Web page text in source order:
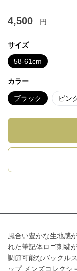
4,500 円
サイズ
58-61cm
カラー
ブラック ピン
風合い豊かな生地感
れた筆記体ロゴ刺繍
調節可能なバックル
ップ メンズコレクシ